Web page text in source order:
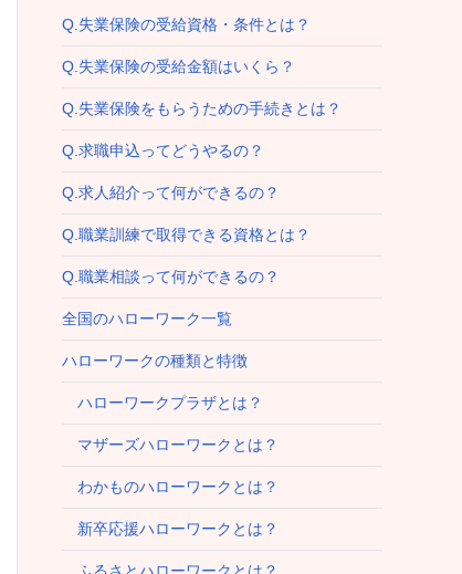
Q.失業保険の受給資格・条件とは？
Q.失業保険の受給金額はいくら？
Q.失業保険をもらうための手続きとは？
Q.求職申込ってどうやるの？
Q.求人紹介って何ができるの？
Q.職業訓練で取得できる資格とは？
Q.職業相談って何ができるの？
全国のハローワーク一覧
ハローワークの種類と特徴
ハローワークプラザとは？
マザーズハローワークとは？
わかものハローワークとは？
新卒応援ハローワークとは？